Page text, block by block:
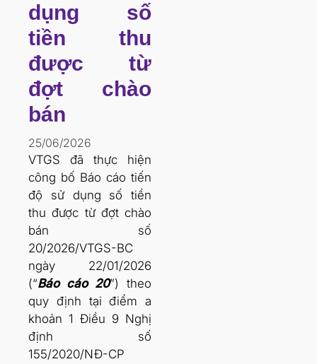
dụng số
tiền thu
được từ
đợt chào
bán
25/06/2026
VTGS đã thực hiện
công bố Báo cáo tiến
độ sử dụng số tiền
thu được từ đợt chào
bán số
20/2026/VTGS-BC
ngày 22/01/2026
(“Báo cáo 20”) theo
quy định tại điểm a
khoản 1 Điều 9 Nghị
định số
155/2020/NĐ-CP